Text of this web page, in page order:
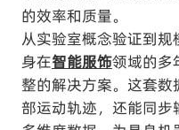
的效率和质量。
从实验室概念验证到
身在智能服饰领域的多
整的解决方案。这套
部运动轨迹，还能同